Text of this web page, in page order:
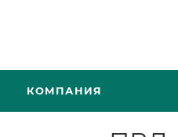
КОМПАНИЯ